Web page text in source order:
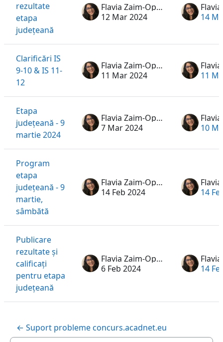
rezultate
etapa
județeană
Flavia Zaim-Oprea
12 Mar 2024
14
Clarificări IS
9-10 & IS 11-
12
Flavia Zaim-Oprea
11 Mar 2024
11
Etapa
județeană - 9
martie 2024
Flavia Zaim-Oprea
7 Mar 2024
10
Program
etapa
județeană - 9
martie,
sâmbătă
Flavia Zaim-Oprea
14 Feb 2024
14
Publicare
rezultate și
calificați
pentru etapa
județeană
Flavia Zaim-Oprea
6 Feb 2024
14
← Suport probleme concurs.acadnet.eu